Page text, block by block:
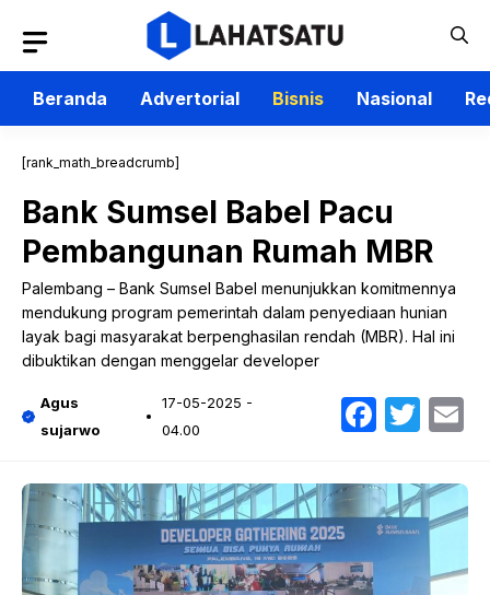
isi
Beranda
Advertorial Bisnis Nasional
[rank_math_breadcrumb]
Bank Sumsel Babel Pacu
Pembangunan Rumah MBR
Palembang – Bank Sumsel Babel menunjukkan komitmennya
mendukung program pemerintah dalam penyediaan hunian
layak bagi masyarakat berpenghasilan rendah (MBR). Hal ini
dibuktikan dengan menggelar developer
Agus
sujarwo
17-05-2025 -
04.00